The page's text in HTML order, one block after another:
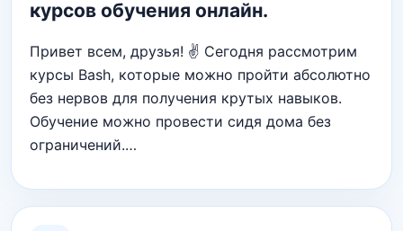
курсов обучения онлайн.
Привет всем, друзья! ✌ Сегодня рассмотрим
курсы Bash, которые можно пройти абсолютно
без нервов для получения крутых навыков.
Обучение можно провести сидя дома без
ограничений.…